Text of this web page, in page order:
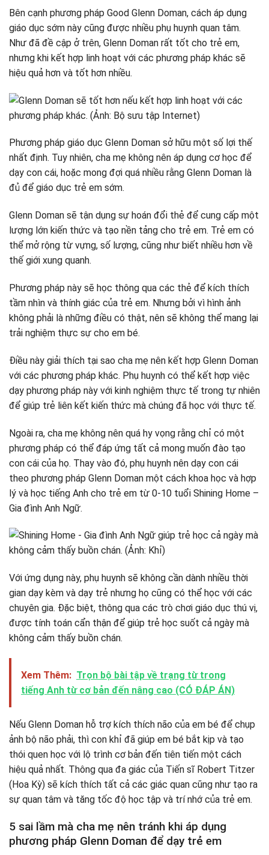
Bên cạnh phương pháp Good Glenn Doman, cách áp dụng
giáo dục sớm này cũng được nhiều phụ huynh quan tâm.
Như đã đề cập ở trên, Glenn Doman rất tốt cho trẻ em,
nhưng khi kết hợp linh hoạt với các phương pháp khác sẽ
hiệu quả hơn và tốt hơn nhiều.
Phương pháp giáo dục Glenn Doman sở hữu một số lợi thế
nhất định. Tuy nhiên, cha mẹ không nên áp dụng cơ học để
dạy con cái, hoặc mong đợi quá nhiều rằng Glenn Doman là
đủ để giáo dục trẻ em sớm.
Glenn Doman sẽ tận dụng sự hoán đổi thẻ để cung cấp một
lượng lớn kiến ​​thức và tạo nền tảng cho trẻ em. Trẻ em có
thể mở rộng từ vựng, số lượng, cũng như biết nhiều hơn về
thế giới xung quanh.
Phương pháp này sẽ học thông qua các thẻ để kích thích
tầm nhìn và thính giác của trẻ em. Nhưng bởi vì hình ảnh
không phải là những điều có thật, nên sẽ không thể mang lại
trải nghiệm thực sự cho em bé.
Điều này giải thích tại sao cha mẹ nên kết hợp Glenn Doman
với các phương pháp khác. Phụ huynh có thể kết hợp việc
dạy phương pháp này với kinh nghiệm thực tế trong tự nhiên
để giúp trẻ liên kết kiến ​​thức mà chúng đã học với thực tế.
Ngoài ra, cha mẹ không nên quá hy vọng rằng chỉ có một
phương pháp có thể đáp ứng tất cả mong muốn đào tạo
con cái của họ. Thay vào đó, phụ huynh nên dạy con cái
theo phương pháp Glenn Doman một cách khoa học và hợp
lý và học tiếng Anh cho trẻ em từ 0-10 tuổi Shining Home –
Gia đình Anh Ngữ.
Với ứng dụng này, phụ huynh sẽ không cần dành nhiều thời
gian dạy kèm và dạy trẻ nhưng họ cũng có thể học với các
chuyên gia. Đặc biệt, thông qua các trò chơi giáo dục thú vị,
được tính toán cẩn thận để giúp trẻ học suốt cả ngày mà
không cảm thấy buồn chán.
Xem Thêm: Trọn bộ bài tập về trạng từ trong
tiếng Anh từ cơ bản đến nâng cao (CÓ ĐÁP ÁN)
Nếu Glenn Doman hỗ trợ kích thích não của em bé để chụp
ảnh bộ não phải, thì con khỉ đã giúp em bé bắt kịp và tạo
thói quen học với lộ trình cơ bản đến tiên tiến một cách
hiệu quả nhất. Thông qua đa giác của Tiến sĩ Robert Titzer
(Hoa Kỳ) sẽ kích thích tất cả các giác quan cũng như tạo ra
sự quan tâm và tăng tốc độ học tập và trí nhớ của trẻ em.
5 sai lầm mà cha mẹ nên tránh khi áp dụng
phương pháp Glenn Doman để dạy trẻ em